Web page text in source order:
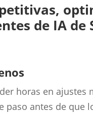
de IA de
horas en
paso antes de que